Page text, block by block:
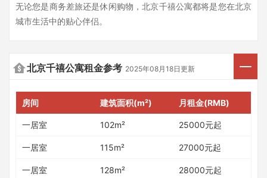
无论您是商务差旅还是休闲购物，北京千禧公寓都将是您在北京
城市生活中的贴心伴侣。
北京千禧公寓租金参考 2025年08月18日更新
房间 建筑面积(m²) 月租金(RMB)
一居室 102m² 25000元起
一居室 115m² 27000元起
一居室 128m² 28000元起